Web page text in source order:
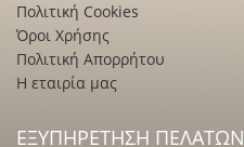
Πολιτική Cookies
Όροι Χρήσης
Πολιτική Απορρήτου
Η εταιρία μας
ΕΞΥΠΗΡΈΤΗΣΗ ΠΕΛΑΤΏΝ